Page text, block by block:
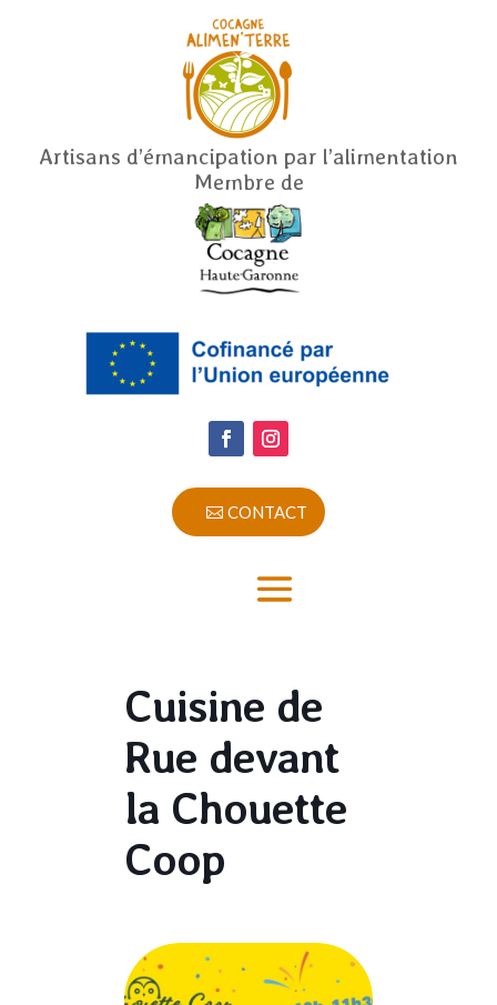
Artisans d’émancipation par l’alimentation
Membre de
CONTACT
Cuisine de
Rue devant
la Chouette
Coop